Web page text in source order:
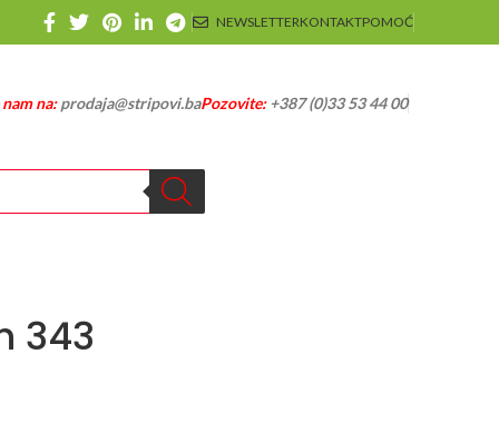
NEWSLETTERKONTAKTPOMOĆ
na:prodaja@stripovi.baPozovite:+387 (0)33 53 44 00
343